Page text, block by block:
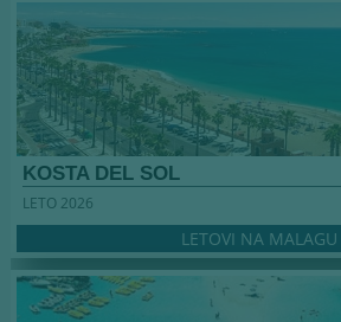
KOSTA DEL SOL
LETO 2026
LETOVI NA MALAGU